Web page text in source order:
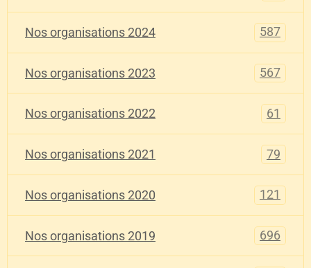
Nos organisations 2024 587
Nos organisations 2023 567
Nos organisations 2022 61
Nos organisations 2021 79
Nos organisations 2020 121
Nos organisations 2019 696